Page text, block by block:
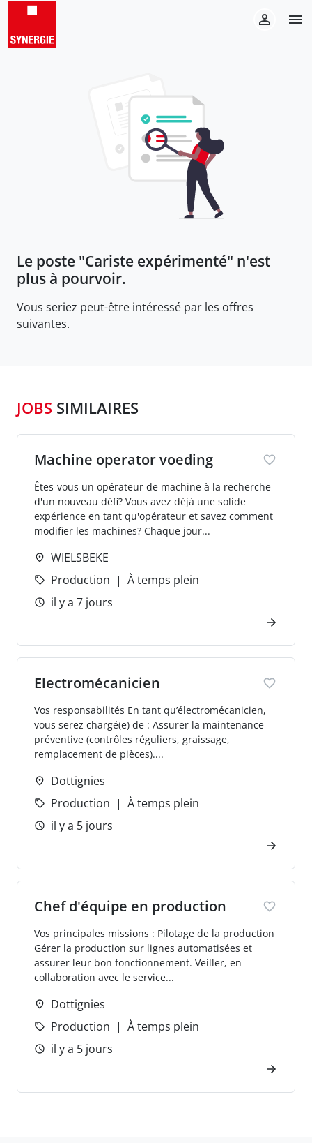
Le poste "Cariste expérimenté" n'est
plus à pourvoir.
Vous seriez peut-être intéressé par les offres
suivantes.
JOBS SIMILAIRES
Machine operator voeding
Êtes-vous un opérateur de machine à la recherche
d'un nouveau défi? Vous avez déjà une solide
expérience en tant qu'opérateur et savez comment
modifier les machines? Chaque jour...
WIELSBEKE
Production
À temps plein
il y a 7 jours
Electromécanicien
Vos responsabilités En tant qu’électromécanicien,
vous serez chargé(e) de : Assurer la maintenance
préventive (contrôles réguliers, graissage,
remplacement de pièces)....
Dottignies
Production
À temps plein
il y a 5 jours
Chef d'équipe en production
Vos principales missions : Pilotage de la production
Gérer la production sur lignes automatisées et
assurer leur bon fonctionnement. Veiller, en
collaboration avec le service...
Dottignies
Production
À temps plein
il y a 5 jours